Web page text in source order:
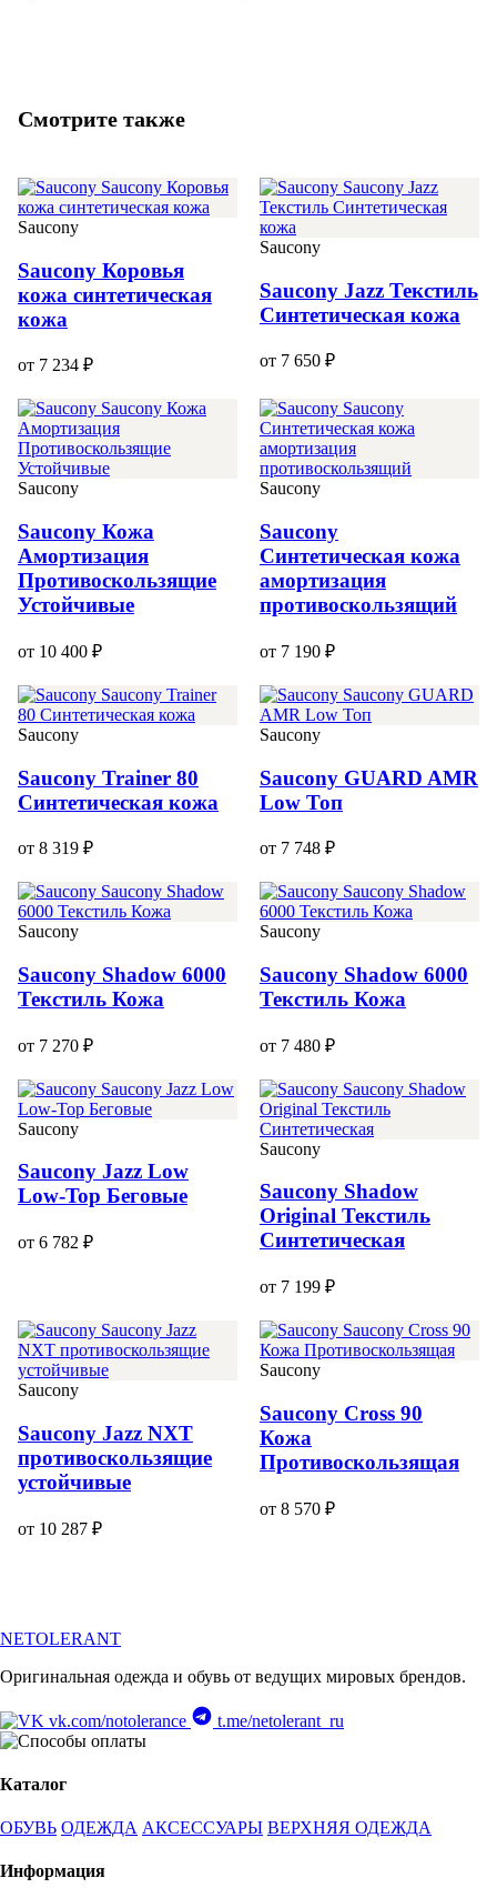
Смотрите также
Saucony
Saucony Коровья
кожа синтетическая
кожа
от 7 234 ₽
Saucony
Saucony Jazz Текстиль
Синтетическая кожа
от 7 650 ₽
Saucony
Saucony Кожа
Амортизация
Противоскользящие
Устойчивые
от 10 400 ₽
Saucony
Saucony
Синтетическая кожа
амортизация
противоскользящий
от 7 190 ₽
Saucony
Saucony Trainer 80
Синтетическая кожа
от 8 319 ₽
Saucony
Saucony GUARD AMR
Low Топ
от 7 748 ₽
Saucony
Saucony Shadow 6000
Текстиль Кожа
от 7 270 ₽
Saucony
Saucony Shadow 6000
Текстиль Кожа
от 7 480 ₽
Saucony
Saucony Jazz Low
Low-Top Беговые
от 6 782 ₽
Saucony
Saucony Shadow
Original Текстиль
Синтетическая
от 7 199 ₽
Saucony
Saucony Jazz NXT
противоскользящие
устойчивые
от 10 287 ₽
Saucony
Saucony Cross 90
Кожа
Противоскользящая
от 8 570 ₽
NETOLERANT
Оригинальная одежда и обувь от ведущих мировых брендов.
vk.com/notolerance t.me/netolerant_ru
Каталог
ОБУВЬ ОДЕЖДА АКСЕССУАРЫ ВЕРХНЯЯ ОДЕЖДА
Информация